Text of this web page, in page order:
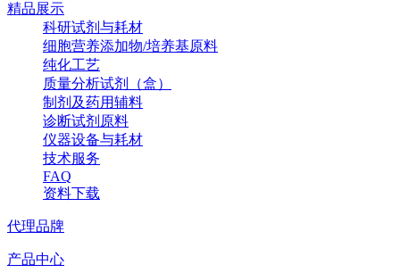
精品展示
科研试剂与耗材
细胞营养添加物/培养基原料
纯化工艺
质量分析试剂（盒）
制剂及药用辅料
诊断试剂原料
仪器设备与耗材
技术服务
FAQ
资料下载
代理品牌
产品中心